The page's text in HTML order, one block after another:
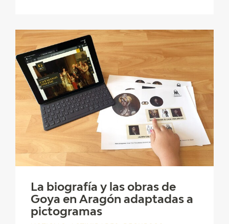
La biografía y las obras de
Goya en Aragón adaptadas a
pictogramas